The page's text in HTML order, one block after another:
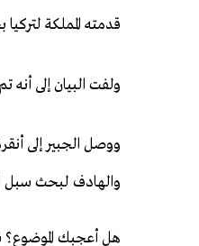
قدمته المملكة
ولفت البيان إلى أنه
ووصل الجبير إلى
والهادف لبحث سبل
هل أعجبك